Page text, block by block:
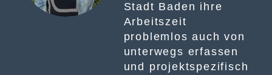
Stadt Baden ihre
Arbeitszeit
problemlos auch von
unterwegs erfassen
und projektspezifisch